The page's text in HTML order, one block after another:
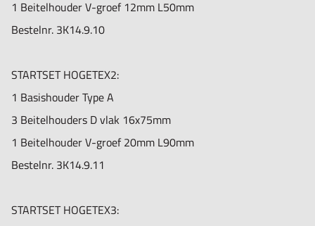
1 Beitelhouder V-groef 12mm L50mm
Bestelnr. 3K14.9.10
STARTSET HOGETEX2:
1 Basishouder Type A
3 Beitelhouders D vlak 16x75mm
1 Beitelhouder V-groef 20mm L90mm
Bestelnr. 3K14.9.11
STARTSET HOGETEX3: